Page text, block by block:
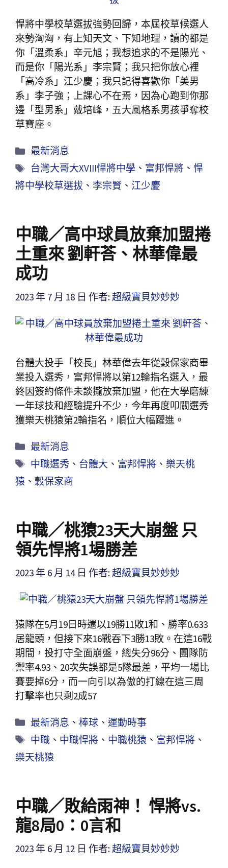
悍將中學校草選拔強勢回歸，本屆校草候選人
來勢洶洶，有上知天文、下知地理，讀的都是
你「溫柔系」辛元旭；我想追求的不是陽光、
而是你「陽光系」李宗賢；我只把你放心裡
「高冷系」江少慶；我只記得喜歡你「美男
系」李子強；上課心不在焉，因為心跑到你那
邊「型男系」戴培峰，五大風格系男孩爭奪校
草寶座。
最新消息
台灣大哥大XVIII悍將中學 、 富邦悍將 、悍
將中學校草選拔 、 李宗賢 、 江少慶
中職／高中球員放棄加盟捲
土重來 劉軒荅、林華偉最
成功
2023 年 7 月 18 日 作者: 超級寶貝妙妙妙
台體大投手「校長」林華偉去年從穀保家商畢
業投入選秀，富邦悍將以第12輪指名選入，最
終因簽約條件未談攏放棄加盟，他在大學磨練
一年球技和經驗提升不少，今年再度叩關選秀
獲樂天桃猿第2輪指名，順位大幅躍進。
最新消息
中職選秀 、 台體大 、 富邦悍將 、 樂天桃
猿 、 穀保家商
中職／桃猿23天大崩盤 只
領先悍將1場勝差
2023 年 6 月 14 日 作者: 超級寶貝妙妙妙
猿隊在5月19日時還以19勝11敗1和、勝率0.633
居龍頭，但接下來16戰吞下3勝13敗。在這16戰
期間，投打守全面崩盤，總失分96分、團隊防
禦率4.93、20次失誤都是5隊最差，平均一場比
賽要掉6分，而一向引以為傲的打線在這三周
打擊率也只剩2成57
最新消息 、棒球 、運動時事
中職 、 中職悍將 、 中職桃猿 、 富邦悍將 、
樂天桃猿
中職／敗給雨神！ 悍將vs.
龍8局0：0言和
2023 年 6 月 12 日 作者: 超級寶貝妙妙妙